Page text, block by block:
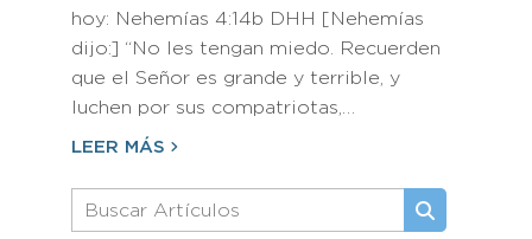
hoy: Nehemías 4:14b DHH [Nehemías
dijo:] “No les tengan miedo. Recuerden
que el Señor es grande y terrible, y
luchen por sus compatriotas,…
LEER MÁS